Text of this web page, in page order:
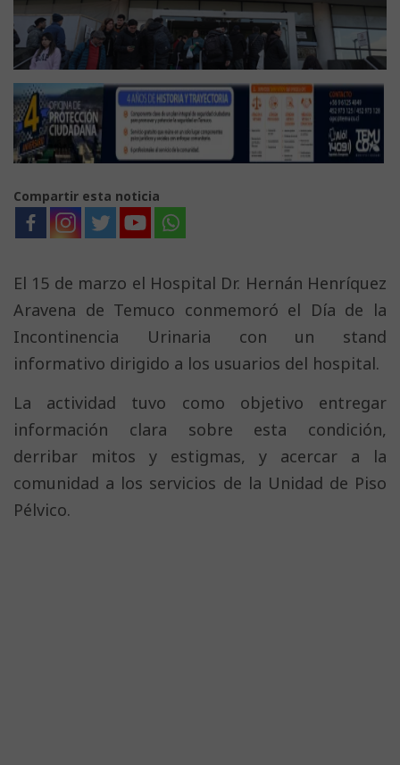
Compartir esta noticia
El 15 de marzo el Hospital Dr. Hernán Henríquez
Aravena de Temuco conmemoró el Día de la
Incontinencia Urinaria con un stand
informativo dirigido a los usuarios del hospital.
La actividad tuvo como objetivo entregar
información clara sobre esta condición,
derribar mitos y estigmas, y acercar a la
comunidad a los servicios de la Unidad de Piso
Pélvico.